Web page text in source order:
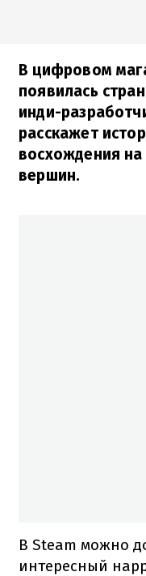
В цифровом
появилась
инди-
расскажет
восхождения на
вершин.
В Steam можно
интересный